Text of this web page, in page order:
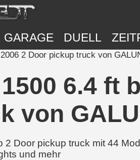
GARAGE DUELL
2 Door pickup truck von
6.4 ft
von
Door pickup truck mit 44
und mehr